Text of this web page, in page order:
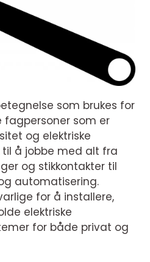
som brukes for
fagpersoner som er
og elektriske
til å jobbe med alt fra
og stikkontakter til
automatisering.
for å installere,
elektriske
for både privat og